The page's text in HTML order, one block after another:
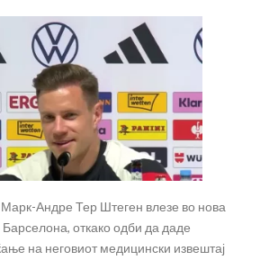
Андре Тер Штеген влезе во нова
откако одби да даде
на неговиот медицински извештај